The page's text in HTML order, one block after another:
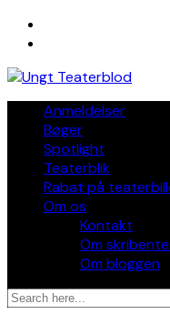
Skip
Anmeldelser
Bøger
Spotlight
Teaterblik
Rabat på
Om os
Kontakt
Om
Om bloggen